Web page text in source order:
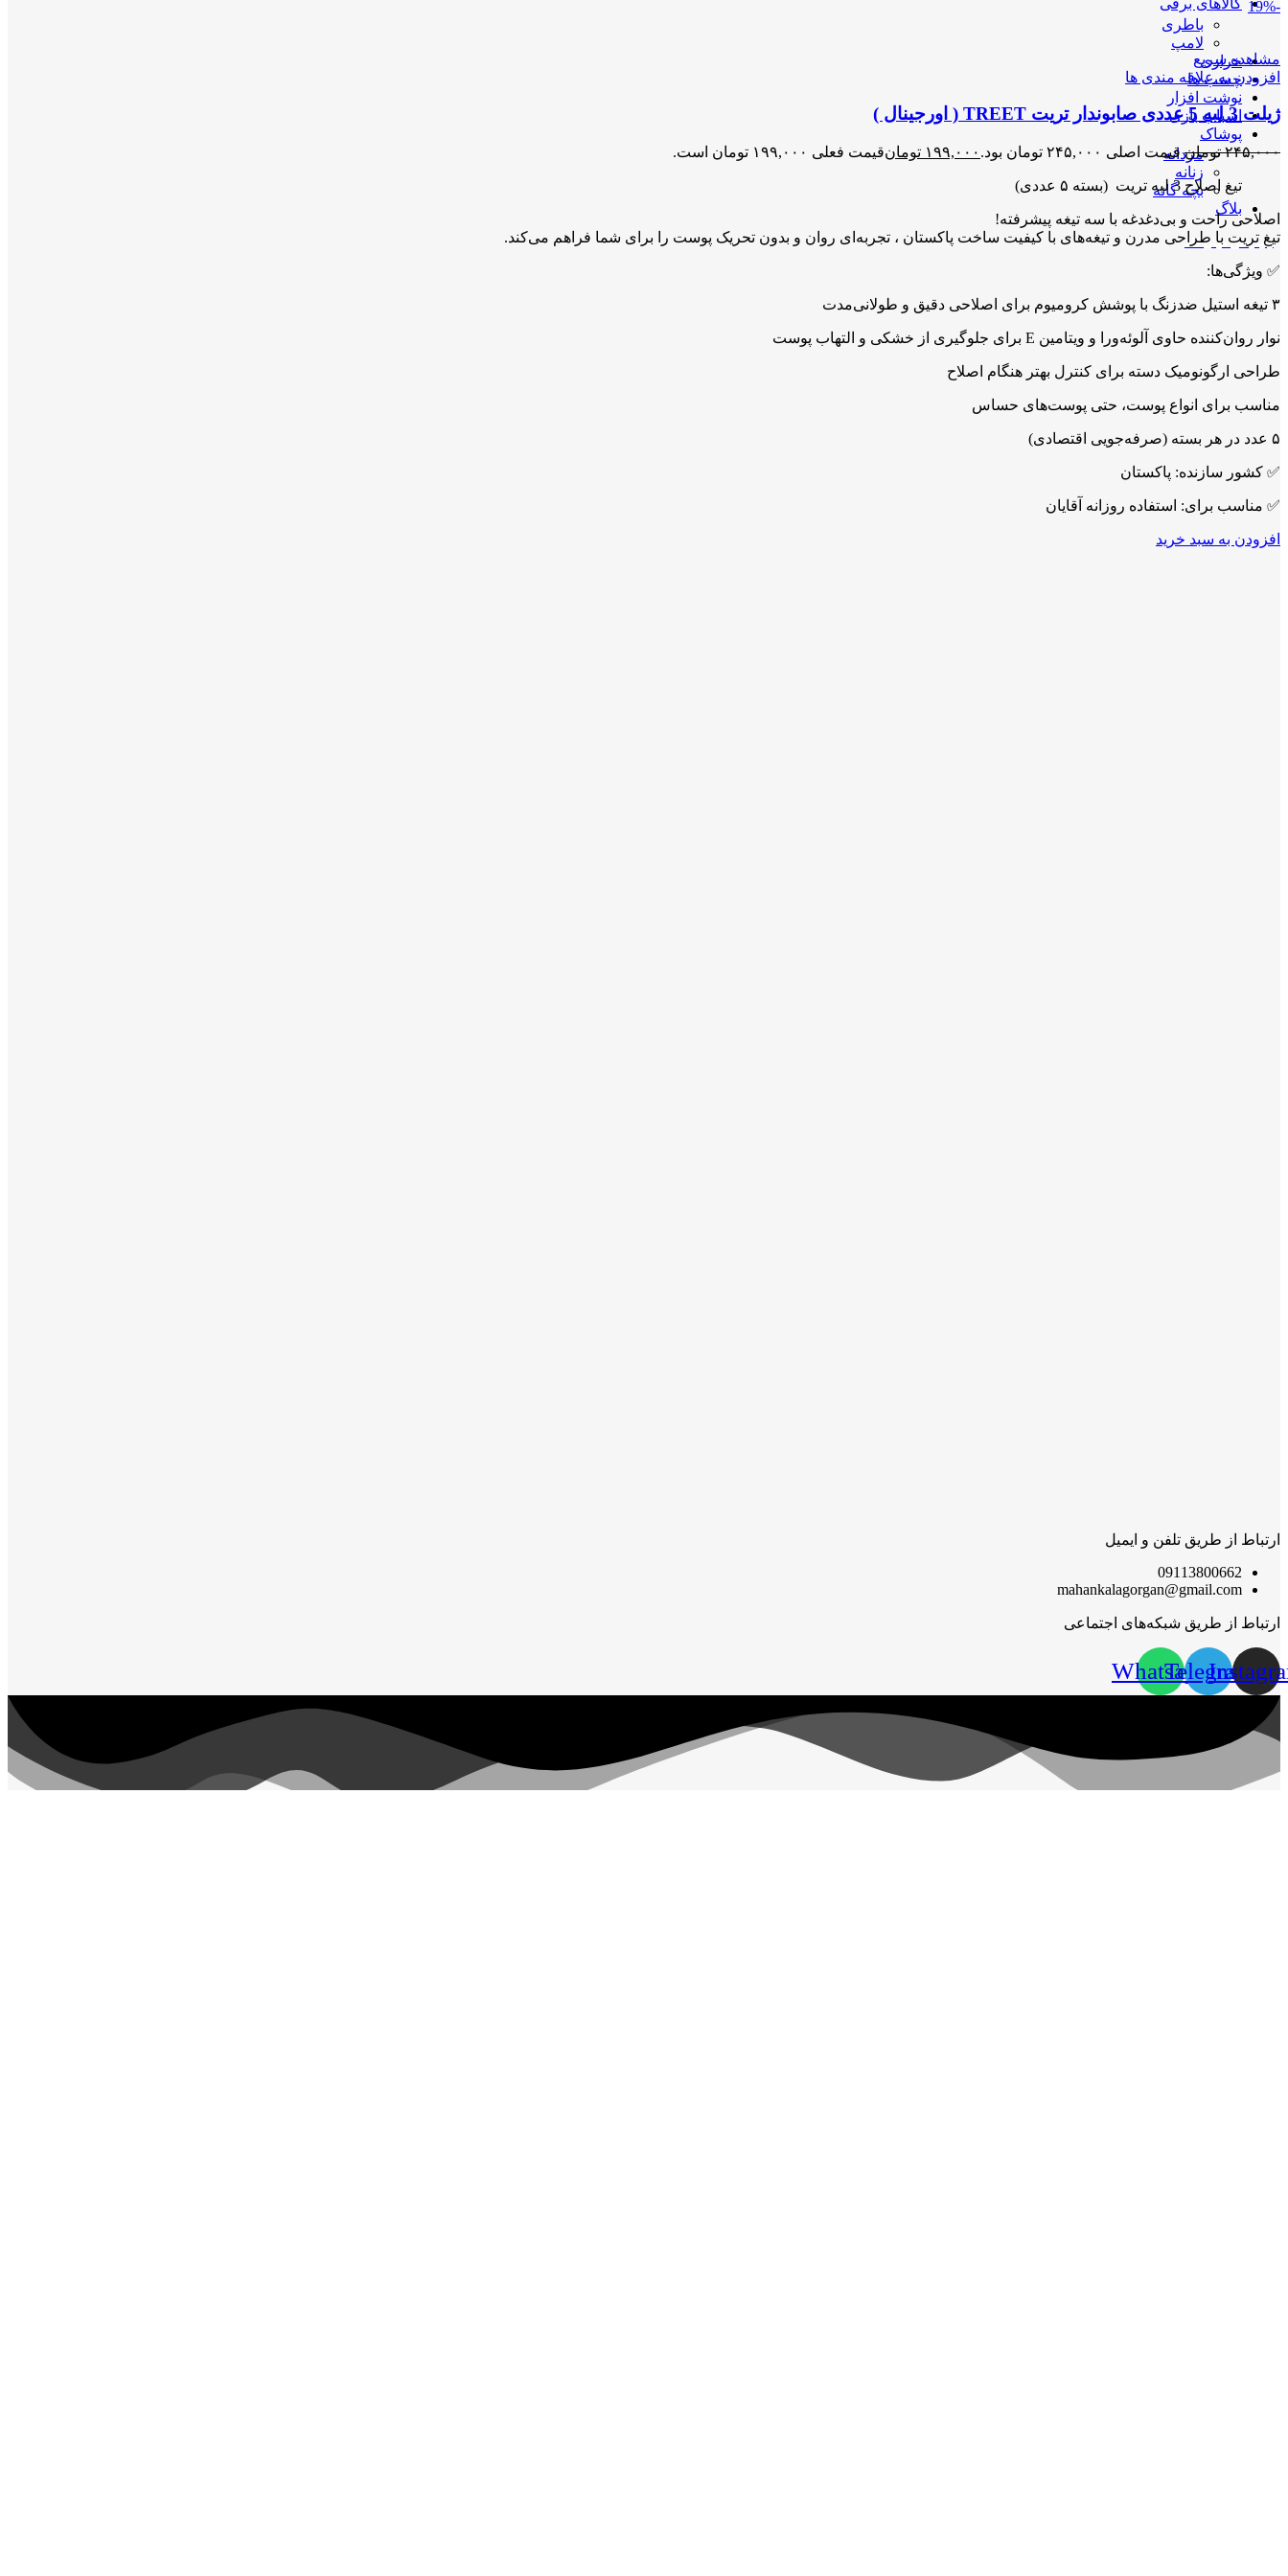
کالاهای برقی
باطری
لامپ
خرازی
چسب ها
نوشت افزار
اسباب بازی
پوشاک
مردانه
زنانه
بچه گانه
بلاگ
اپلیکیشن مهان کالا
-19%
مشاهده سریع
افزودن به علاقه مندی ها
ژیلت 3 لبه 5 عددی صابوندار تریت TREET ( اورجینال )
۲۴۵,۰۰۰ تومان قیمت اصلی ۲۴۵,۰۰۰ تومان بود. ۱۹۹,۰۰۰ تومانقیمت فعلی ۱۹۹,۰۰۰ تومان است.
تیغ اصلاح 3 لبه تریت (بسته ۵ عددی)
اصلاحی راحت و بی‌دغدغه با سه تیغه پیشرفته!
تیغ تریت با طراحی مدرن و تیغه‌های با کیفیت ساخت پاکستان ، تجربه‌ای روان و بدون تحریک پوست را برای شما فراهم می‌کند.
✅ ویژگی‌ها:
۳ تیغه استیل ضدزنگ با پوشش کرومیوم برای اصلاحی دقیق و طولانی‌مدت
نوار روان‌کننده حاوی آلوئه‌ورا و ویتامین E برای جلوگیری از خشکی و التهاب پوست
طراحی ارگونومیک دسته برای کنترل بهتر هنگام اصلاح
مناسب برای انواع پوست، حتی پوست‌های حساس
۵ عدد در هر بسته (صرفه‌جویی اقتصادی)
✅ کشور سازنده: پاکستان
✅ مناسب برای: استفاده روزانه آقایان
افزودن به سبد خرید
ارتباط از طریق تلفن و ایمیل
09113800662
mahankalagorgan@gmail.com
ارتباط از طریق شبکه‌های اجتماعی
Telegram
Whatsapp